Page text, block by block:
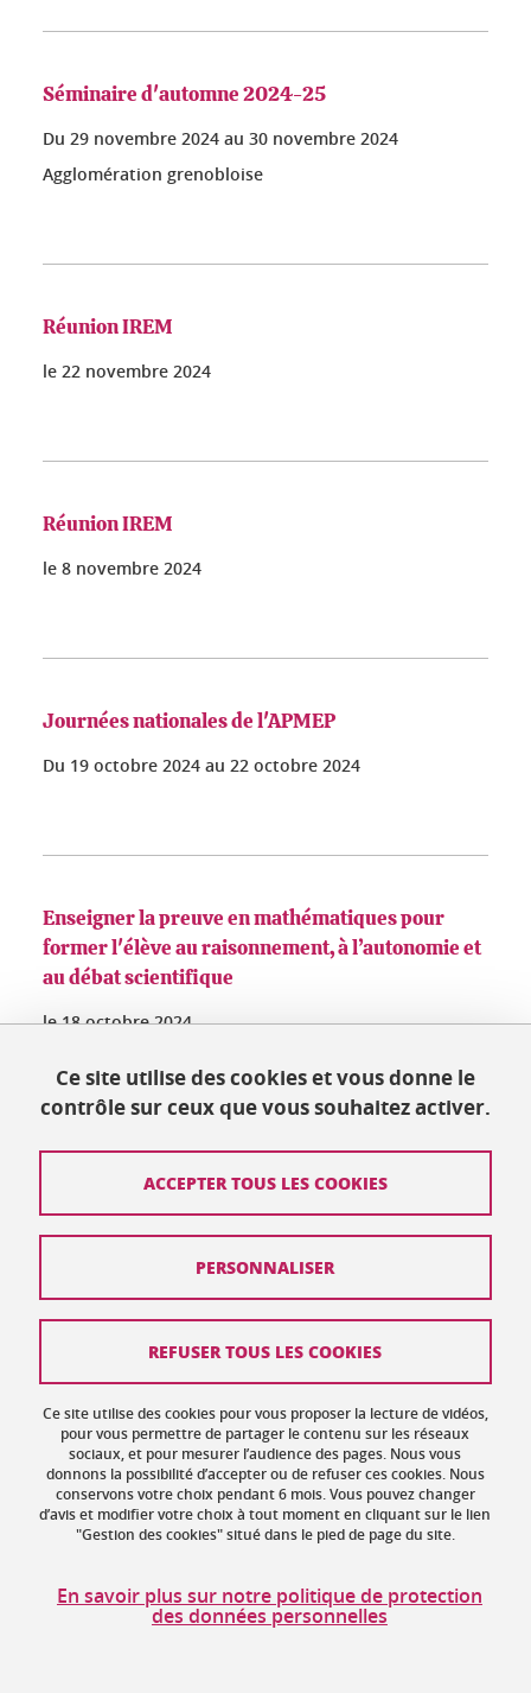
Séminaire d'automne 2024-25
Du 29 novembre 2024 au 30 novembre 2024
Agglomération grenobloise
Réunion IREM
le 22 novembre 2024
Réunion IREM
le 8 novembre 2024
Journées nationales de l'APMEP
Du 19 octobre 2024 au 22 octobre 2024
Enseigner la preuve en mathématiques pour
former l'élève au raisonnement, à l’autonomie et
au débat scientifique
le18 octobre 2024
Réunion IREM
Semaine de rentrée de l'IFÉ
16 octobre 2024
Réunion IREM (réunion de bureau)
Ce site utilise des cookies et vous donne le
contrôle sur ceux que vous souhaitez activer.
Ce site utilise des cookies pour vous proposer la lecture de vidéos,
pour vous permettre de partager le contenu sur les réseaux
sociaux, et pour mesurer l’audience des pages. Nous vous
donnons la possibilité d’accepter ou de refuser ces cookies. Nous
conservons votre choix pendant 6 mois. Vous pouvez changer
d’avis et modifier votre choix à tout moment en cliquant sur le lien
"Gestion des cookies" situé dans le pied de page du site.
En savoir plus sur notre politique de protection
des données personnelles
ACCEPTER TOUS LES COOKIES
REFUSER TOUS LES COOKIES
PERSONNALISER